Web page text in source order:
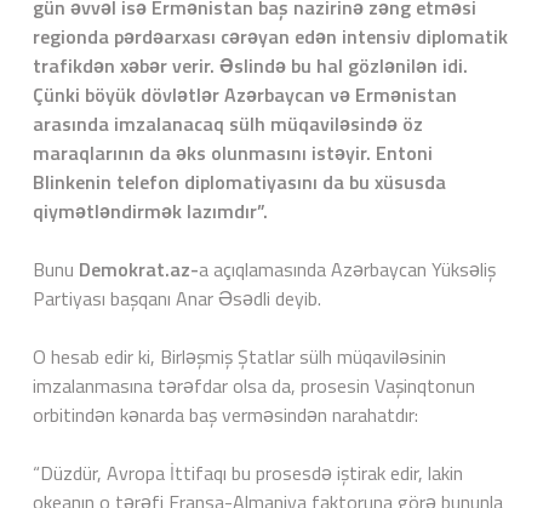
gün əvvəl isə Ermənistan baş nazirinə zəng etməsi
regionda pərdəarxası cərəyan edən intensiv diplomatik
trafikdən xəbər verir. Əslində bu hal gözlənilən idi.
Çünki böyük dövlətlər Azərbaycan və Ermənistan
arasında imzalanacaq sülh müqaviləsində öz
maraqlarının da əks olunmasını istəyir. Entoni
Blinkenin telefon diplomatiyasını da bu xüsusda
qiymətləndirmək lazımdır”.
Bunu Demokrat.az-a açıqlamasında Azərbaycan Yüksəliş
Partiyası başqanı Anar Əsədli deyib.
O hesab edir ki, Birləşmiş Ştatlar sülh müqaviləsinin
imzalanmasına tərəfdar olsa da, prosesin Vaşinqtonun
orbitindən kənarda baş verməsindən narahatdır:
“Düzdür, Avropa İttifaqı bu prosesdə iştirak edir, lakin
okeanın o tərəfi Fransa-Almaniya faktoruna görə bununla